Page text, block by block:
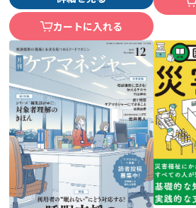
カートに入れる